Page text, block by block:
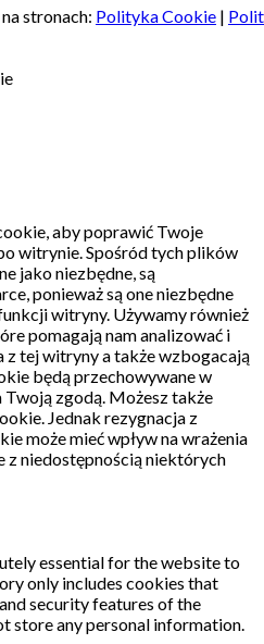
stronach: Polityka Cookie |
aby poprawić Twoje
witrynie.Spośród tych plików
jako niezbędne, są
ponieważ są one niezbędne
witryny. Używamy również
pomagają nam analizować i
tej witryny a także wzbogacają
będą przechowywane w
zgodą. Możesz także
Jednak rezygnacja z
może mieć wpływ na wrażenia
z niedostępnością niektórych
essential for the website to
only includes cookies that
security features of the
store any personal information.